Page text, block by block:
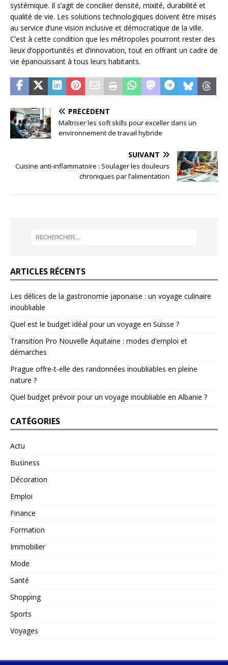
systémique. Il s’agit de concilier densité, mixité, durabilité et
qualité de vie. Les solutions technologiques doivent être mises
au service d’une vision inclusive et démocratique de la ville.
C’est à cette condition que les métropoles pourront rester des
lieux d’opportunités et d’innovation, tout en offrant un cadre de
vie épanouissant à tous leurs habitants.
PRÉCÉDENT
Maîtriser les soft skills pour exceller dans un
environnement de travail hybride
SUIVANT
Cuisine anti-inflammatoire : Soulager les douleurs
chroniques par l’alimentation
ARTICLES RÉCENTS
Les délices de la gastronomie japonaise : un voyage culinaire
inoubliable
Quel est le budget idéal pour un voyage en Suisse ?
Transition Pro Nouvelle Aquitaine : modes d’emploi et
démarches
Prague offre-t-elle des randonnées inoubliables en pleine
nature ?
Quel budget prévoir pour un voyage inoubliable en Albanie ?
CATÉGORIES
Actu
Business
Décoration
Emploi
Finance
Formation
Immobilier
Mode
Santé
Shopping
Sports
Voyages